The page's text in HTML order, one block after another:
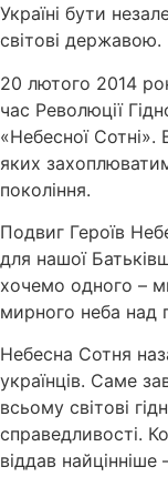
Україні бути
світові державою.
20 лютого 2014
час Революції
«Небесної Сотні».
яких
покоління.
Подвиг Героїв
для нашої
хочемо одного –
мирного неба над
Небесна Сотня
українців. Саме
всьому світові
справедливості.
віддав